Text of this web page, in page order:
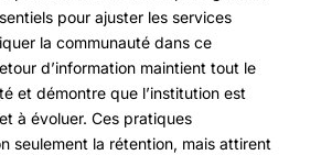
pour ajuster les services
la communauté dans ce
d’information maintient tout le
et démontre que l’institution est
à évoluer. Ces pratiques
seulement la rétention, mais attirent